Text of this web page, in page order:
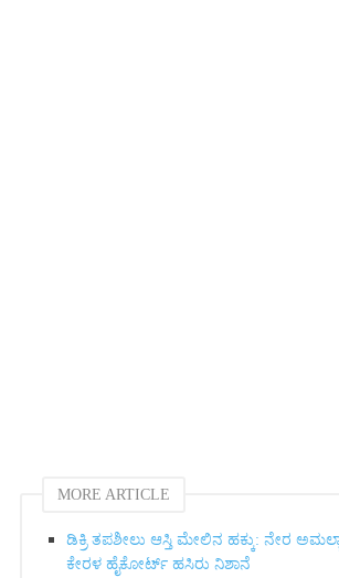
MORE ARTICLE
ಡಿಕ್ರಿ ತಪಶೀಲು ಆಸ್ತಿ ಮೇಲಿನ ಹಕ್ಕು: ನೇರ
ಕೇರಳ ಹೈಕೋರ್ಟ್ ಹಸಿರು ನಿಶಾನೆ